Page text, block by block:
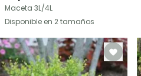
Maceta 3L/4L
Disponible en 2 tamaños